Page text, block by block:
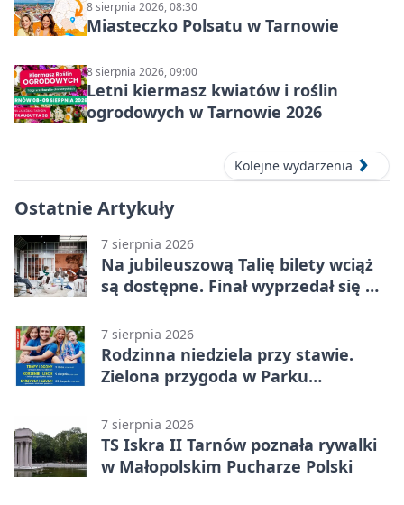
8 sierpnia 2026, 08:30
Miasteczko Polsatu w Tarnowie
8 sierpnia 2026, 09:00
Letni kiermasz kwiatów i roślin
ogrodowych w Tarnowie 2026
Kolejne wydarzenia
Ostatnie Artykuły
7 sierpnia 2026
Na jubileuszową Talię bilety wciąż
są dostępne. Finał wyprzedał się w
7 sierpnia 2026
Rodzinna niedziela przy stawie.
Zielona przygoda w Parku
7 sierpnia 2026
TS Iskra II Tarnów poznała rywalki
w Małopolskim Pucharze Polski